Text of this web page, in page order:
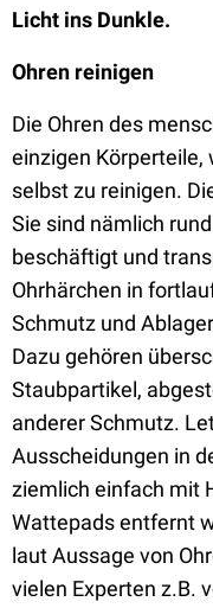
Licht ins Dunkle.
Ohren reinigen
Die Ohren des
einzigen Körperteile,
selbst zu reinigen.
Sie sind nämlich
beschäftigt und
Ohrhärchen in
Schmutz und
Dazu gehören
Staubpartikel,
anderer Schmutz.
Ausscheidungen in
ziemlich einfach mit
Wattepads entfernt
laut Aussage von
vielen Experten z.B.